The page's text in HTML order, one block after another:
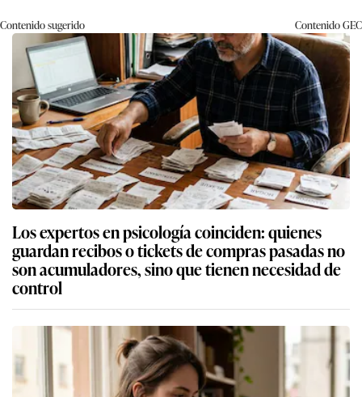
Contenido sugerido ContenidoGEC
Los expertos en psicología coinciden: quienes
guardan recibos o tickets de compras pasadas no
son acumuladores, sino que tienen necesidad de
control